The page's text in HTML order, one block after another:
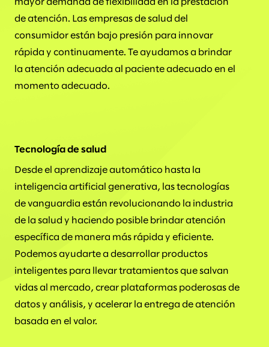
mayor demanda de flexibilidad en la prestación
de atención. Las empresas de salud del
consumidor están bajo presión para innovar
rápida y continuamente. Te ayudamos a brindar
la atención adecuada al paciente adecuado en el
momento adecuado.
Tecnología de salud
Desde el aprendizaje automático hasta la
inteligencia artificial generativa, las tecnologías
de vanguardia están revolucionando la industria
de la salud y haciendo posible brindar atención
específica de manera más rápida y eficiente.
Podemos ayudarte a desarrollar productos
inteligentes para llevar tratamientos que salvan
vidas al mercado, crear plataformas poderosas de
datos y análisis, y acelerar la entrega de atención
basada en el valor.